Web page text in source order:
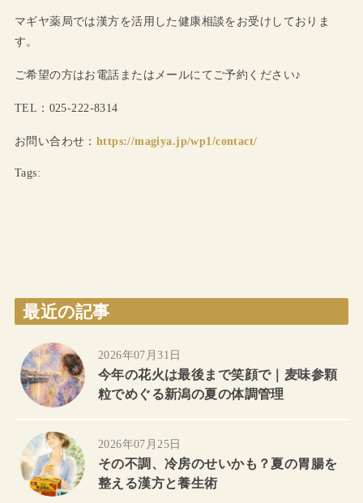
マギヤ薬局では漢方を活用した健康相談をお受けしておりま
す。
ご希望の方はお電話またはメールにてご予約ください♪
TEL：025-222-8314
お問い合わせ： https://magiya.jp/wp1/contact/
Tags:
最近の記事
2026年07月31日
今年の花火は最後まで笑顔で｜麦味参顆
粒でめぐる新潟の夏の体調管理
2026年07月25日
その不調、冷房のせいかも？夏の胃腸を
整える漢方と養生術